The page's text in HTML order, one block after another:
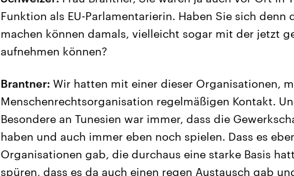
Funktion als EU-Parlamentarierin. Haben Sie sich
machen können damals, vielleicht sogar mit der jetzt
aufnehmen können?
Brantner: Wir hatten mit einer dieser Organisationen,
Menschenrechtsorganisation regelmäßigen Kontakt.
Besondere an Tunesien war immer, dass die
haben und auch immer eben noch spielen. Dass es
Organisationen gab, die durchaus eine starke Basis
spüren, dass es da auch einen regen Austausch gab